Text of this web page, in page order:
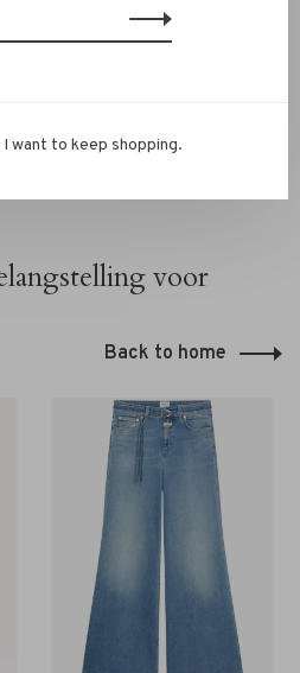
Je bent ook welkom in
voor
Back to home
I want to keep shopping.